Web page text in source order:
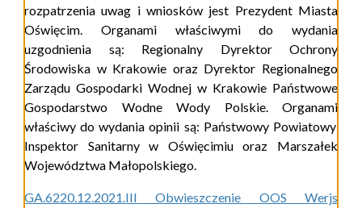
rozpatrzenia uwag i wniosków jest Prezydent Miasta
Oświęcim. Organami właściwymi do wydania
uzgodnienia są: Regionalny Dyrektor Ochrony
Środowiska w Krakowie oraz Dyrektor Regionalnego
Zarządu Gospodarki Wodnej w Krakowie Państwowe
Gospodarstwo Wodne Wody Polskie. Organami
właściwy do wydania opinii są: Państwowy Powiatowy
Inspektor Sanitarny w Oświęcimiuoraz Marszałek
Województwa Małopolskiego.
GA.6220.12.2021.III Obwieszczenie OOS Werjs